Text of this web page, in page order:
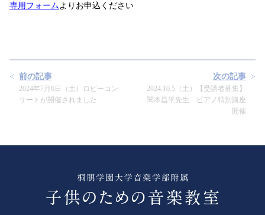
専用フォーム よりお申込ください
前の記事
2024年7月6日（土）ロビーコン
サートが開催されました
次の記事
2024.10.5（土）【受講者募集】
関本昌平先生 ピアノ特別講座
開催